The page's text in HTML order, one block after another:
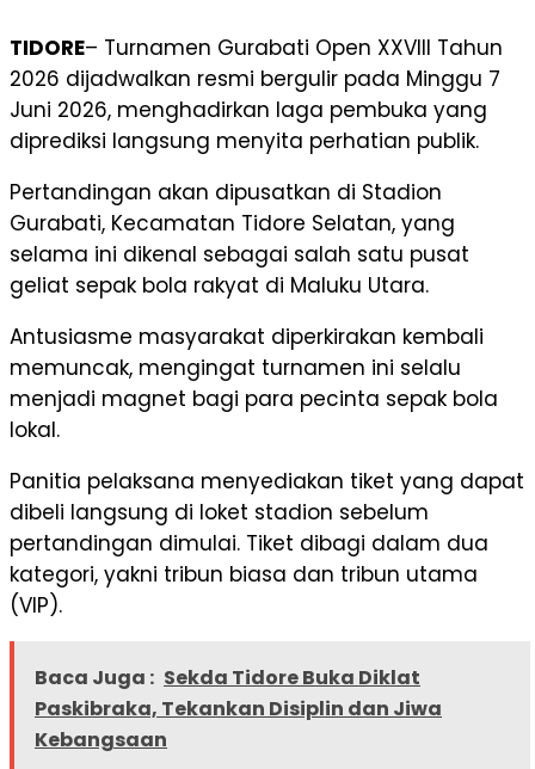
TIDORE– Turnamen Gurabati Open XXVIII Tahun
2026 dijadwalkan resmi bergulir pada Minggu 7
Juni 2026, menghadirkan laga pembuka yang
diprediksi langsung menyita perhatian publik.
Pertandingan akan dipusatkan di Stadion
Gurabati, Kecamatan Tidore Selatan, yang
selama ini dikenal sebagai salah satu pusat
geliat sepak bola rakyat di Maluku Utara.
Antusiasme masyarakat diperkirakan kembali
memuncak, mengingat turnamen ini selalu
menjadi magnet bagi para pecinta sepak bola
lokal.
Panitia pelaksana menyediakan tiket yang dapat
dibeli langsung di loket stadion sebelum
pertandingan dimulai. Tiket dibagi dalam dua
kategori, yakni tribun biasa dan tribun utama
(VIP).
Baca Juga : Sekda Tidore Buka Diklat
Paskibraka, Tekankan Disiplin dan Jiwa
Kebangsaan